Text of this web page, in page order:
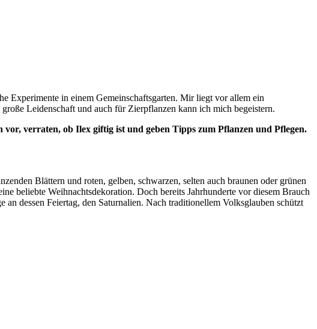
Experimente in einem Gemeinschaftsgarten. Mir liegt vor allem ein
Leidenschaft und auch für Zierpflanzen kann ich mich begeistern.
verraten, ob Ilex giftig ist und geben Tipps zum Pflanzen und Pflegen.
Blättern und roten, gelben, schwarzen, selten auch braunen oder grünen
beliebte Weihnachtsdekoration. Doch bereits Jahrhunderte vor diesem Brauch
dessen Feiertag, den Saturnalien. Nach traditionellem Volksglauben schützt